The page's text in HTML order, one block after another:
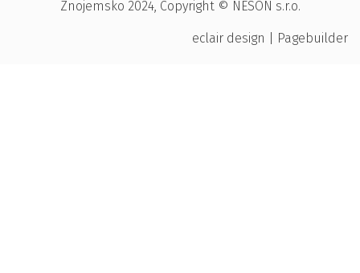
Znojemsko 2024, Copyright © NESON s.r.o.
eclair design Pagebuilder